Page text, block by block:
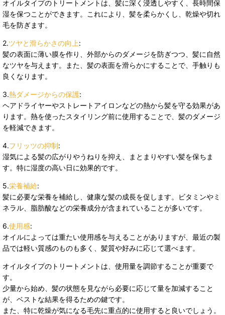
オイルタイプのトリートメントは、髪に深く浸透しやすく、長時間保
湿を保つことができます。これにより、髪を柔らかくし、乾燥や切れ
毛を防ぎます。
2.ツヤと滑らかさの向上:
髪の表面に薄い膜を作り、外部からのダメージを防ぎつつ、髪に自然
なツヤを与えます。また、髪の表面を滑らかにすることで、手触りも
良くなります。
3.熱ダメージからの保護:
ヘアドライヤーやストレートアイロンなどの熱から髪を守る効果があ
ります。熱を使ったスタイリング前に使用することで、髪のダメージ
を軽減できます。
4.フリッツの抑制:
湿気による髪の広がりやうねりを抑え、まとまりやすい髪を保ちま
す。特に湿度の高い日に効果的です。
5.栄養補給:
髪に必要な栄養を補給し、健康な髪の成長を促します。ビタミンやミ
ネラル、脂肪酸などの栄養成分が含まれていることが多いです。
6.使用感:
オイルによっては重たい使用感を与えることがありますが、最近の製
品では軽い質感のものも多く、髪質や好みに応じて選べます。
オイルタイプのトリートメントは、使用量を調節することが重要で
す。
少量から始め、髪の状態を見ながら必要に応じて量を加減すること
が、ベストな結果を得るための鍵です。
また、特に乾燥が気になる毛先に重点的に使用すると良いでしょう。